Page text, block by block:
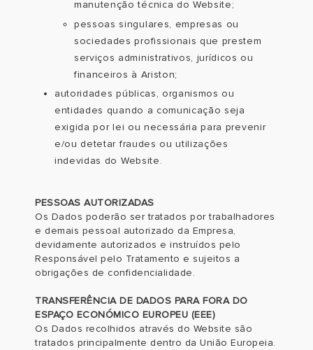
manutenção técnica do Website;
pessoas singulares, empresas ou
sociedades profissionais que prestem
serviços administrativos, jurídicos ou
financeiros à Ariston;
autoridades públicas, organismos ou
entidades quando a comunicação seja
exigida por lei ou necessária para prevenir
e/ou detetar fraudes ou utilizações
indevidas do Website.
PESSOAS AUTORIZADAS
Os Dados poderão ser tratados por trabalhadores
e demais pessoal autorizado da Empresa,
devidamente autorizados e instruídos pelo
Responsável pelo Tratamento e sujeitos a
obrigações de confidencialidade.
TRANSFERÊNCIA DE DADOS PARA FORA DO
ESPAÇO ECONÓMICO EUROPEU (EEE)
Os Dados recolhidos através do Website são
tratados principalmente dentro da União Europeia.